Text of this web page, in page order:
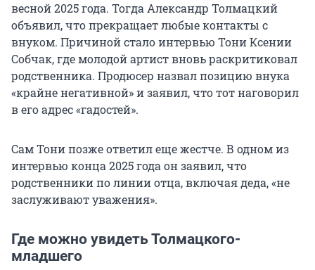
весной 2025 года. Тогда Александр Толмацкий
объявил, что прекращает любые контакты с
внуком. Причиной стало интервью Тони Ксении
Собчак, где молодой артист вновь раскритиковал
родственника. Продюсер назвал позицию внука
«крайне негативной» и заявил, что тот наговорил
в его адрес «гадостей».
Сам Тони позже ответил еще жестче. В одном из
интервью конца 2025 года он заявил, что
родственники по линии отца, включая деда, «не
заслуживают уважения».
Где можно увидеть Толмацкого-
младшего